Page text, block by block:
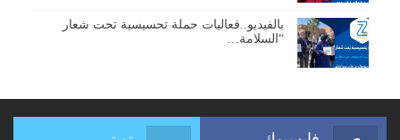
بالفيديو..فعاليات حملة تحسيسية تحت شعار
“السلامة…